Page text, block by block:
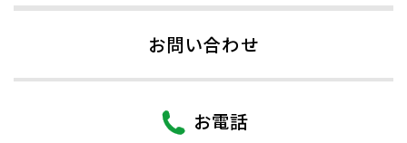
お問い合わせ
お電話